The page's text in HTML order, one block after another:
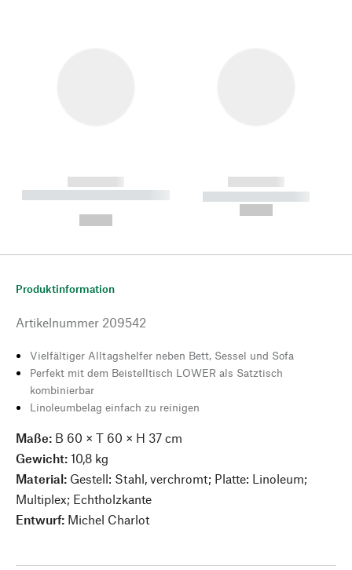
------------
----------- ----------- --------
------------
----------- -----------
Produktinformation
Artikelnummer 209542
Vielfältiger Alltagshelfer neben Bett, Sessel und Sofa
Perfekt mit dem Beistelltisch LOWER als Satztisch
kombinierbar
Linoleumbelag einfach zu reinigen
Maße: B 60 × T 60 × H 37 cm
Gewicht: 10,8 kg
Material: Gestell: Stahl, verchromt; Platte: Linoleum;
Multiplex; Echtholzkante
Entwurf: Michel Charlot